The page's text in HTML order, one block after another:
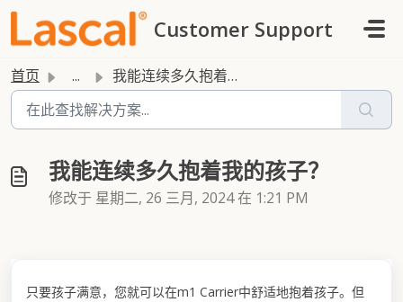
Customer Support
首页 ... 我能连续多久抱着我的孩子？
我能连续多久抱着我的孩子？
修改于 星期二, 26 三月, 2024 在 1:21 PM
只要孩子满意，您就可以在m1 Carrier中舒适地抱着孩子。但